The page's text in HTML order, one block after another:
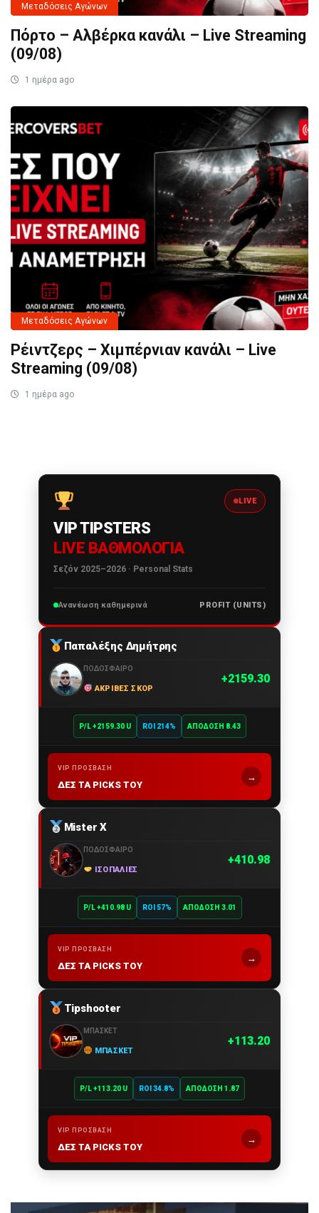
Μεταδόσεις Αγώνων
Πόρτο – Αλβέρκα κανάλι – Live Streaming
(09/08)
1 ημέρα ago
Μεταδόσεις Αγώνων
Ρέιντζερς – Χιμπέρνιαν κανάλι – Live
Streaming (09/08)
1 ημέρα ago
LIVE
VIP TIPSTERS
LIVE ΒΑΘΜΟΛΟΓΊΑ
Σεζόν 2025–2026 · Personal Stats
Ανανέωση καθημερινά PROFIT (UNITS)
Παπαλέξης Δημήτρης
ΠΟΔΌΣΦΑΙΡΟ
ΑΚΡΙΒΈΣ ΣΚΟΡ
2159.30
P/L +2159.30 U ROI 214% ΑΠΌΔΟΣΗ 8.43
VIP ΠΡΌΣΒΑΣΗ
ΔΕΣ ΤΑ PICKS ΤΟΥ
→
Mister X
ΠΟΔΌΣΦΑΙΡΟ
ΙΣΟΠΑΛΊΕΣ
410.98
P/L +410.98 U ROI 57% ΑΠΌΔΟΣΗ 3.01
VIP ΠΡΌΣΒΑΣΗ
ΔΕΣ ΤΑ PICKS ΤΟΥ
→
Tipshooter
ΜΠΆΣΚΕΤ
ΜΠΆΣΚΕΤ
113.20
P/L +113.20 U ROI 34.8% ΑΠΌΔΟΣΗ 1.87
VIP ΠΡΌΣΒΑΣΗ
ΔΕΣ ΤΑ PICKS ΤΟΥ
→